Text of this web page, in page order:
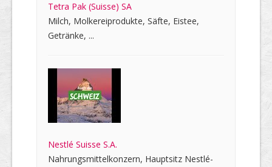
Tetra Pak (Suisse) SA
Milch, Molkereiprodukte, Säfte, Eistee,
Getränke, ...
Nestlé Suisse S.A.
Nahrungsmittelkonzern, Hauptsitz Nestlé-